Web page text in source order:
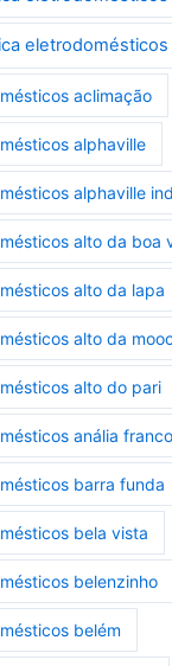
aclimação
alphaville
alphaville
alto da boa
alto da lapa
alto da
alto do pari
anália franco
barra funda
bela vista
belenzinho
belém